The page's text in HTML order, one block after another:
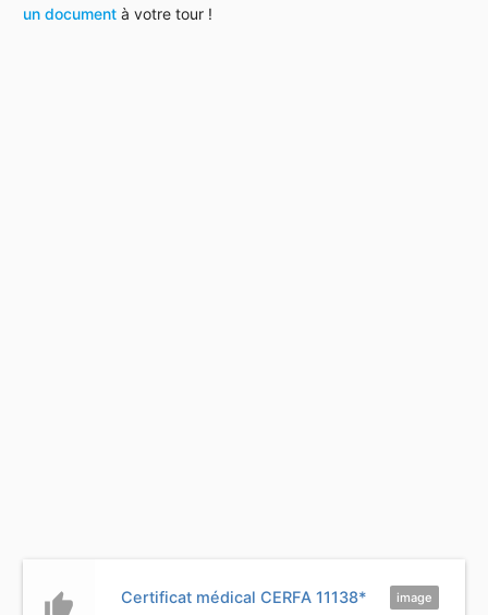
un document à votre tour !
thumb_up image
Certificat médical CERFA 11138*